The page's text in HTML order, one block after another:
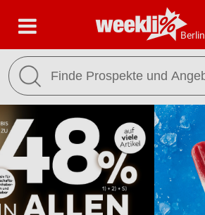
Berlin